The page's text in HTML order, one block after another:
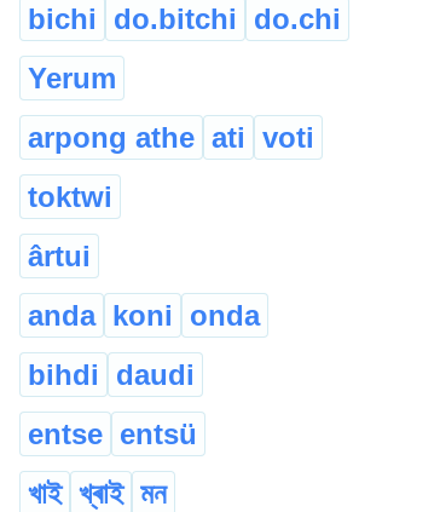
bichi do.bitchi do.chi
Yerum
arpong athe ati voti
toktwi
ârtui
anda koni onda
bihdi daudi
entse entsü
খাই খ্ৰাই মন